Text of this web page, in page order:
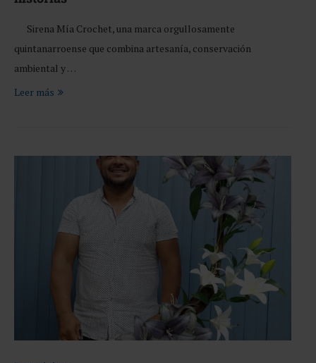
Sirena Mía Crochet, una marca orgullosamente
quintanarroense que combina artesanía, conservación
ambiental y …
Leer más